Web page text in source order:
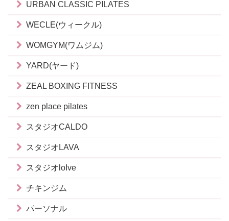
URBAN CLASSIC PILATES
WECLE(ウィークル)
WOMGYM(ワムジム)
YARD(ヤード)
ZEAL BOXING FITNESS
zen place pilates
スタジオCALDO
スタジオLAVA
スタジオloIve
チキンジム
パーソナル